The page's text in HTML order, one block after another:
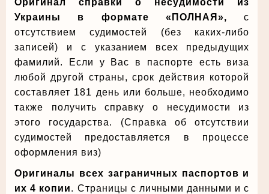
Украины в формате «ПОЛНАЯ», с
отсутствием судимостей (без каких-либо
записей) и с указанием всех предыдущих
фамилий. Если у Вас в паспорте есть виза
любой другой страны, срок действия которой
составляет 181 день или больше, необходимо
также получить справку о несудимости из
этого государства. (Справка об отсутствии
судимостей предоставляется в процессе
оформления виз)
Оригиналы всех заграничных паспортов и
их 4 копии. Страницы с личными данными и с